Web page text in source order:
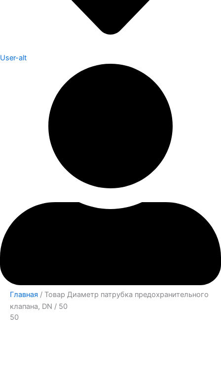
User-alt
Главная / Товар Диаметр патрубка предохранительного
клапана, DN / 50
50